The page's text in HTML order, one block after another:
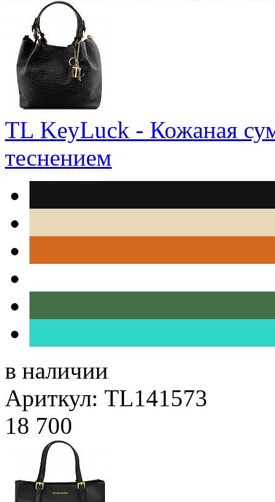
TL KeyLuck - Кожаная
теснением
в наличии
Ариткул: TL141573
18 700